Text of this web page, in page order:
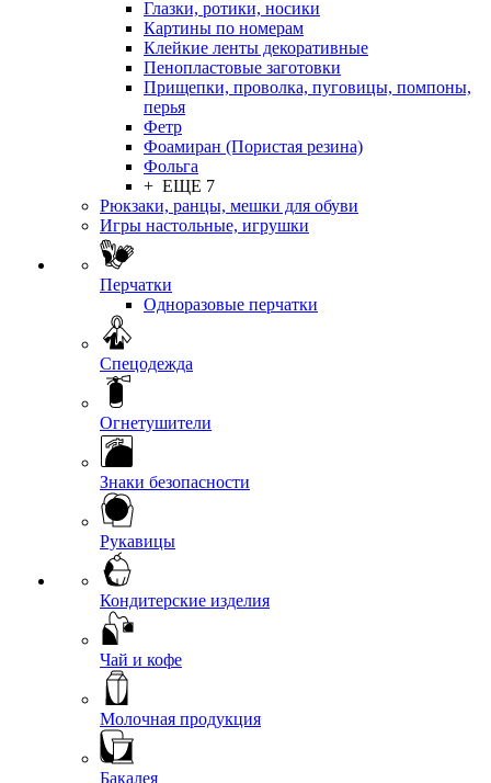
Глазки, ротики, носики
Картины по номерам
Клейкие ленты декоративные
Пенопластовые заготовки
Прищепки, проволка, пуговицы, помпоны,
перья
Фетр
Фоамиран (Пористая резина)
Фольга
+ ЕЩЕ 7
Рюкзаки, ранцы, мешки для обуви
Игры настольные, игрушки
Перчатки
Одноразовые перчатки
Спецодежда
Огнетушители
Знаки безопасности
Рукавицы
Кондитерские изделия
Чай и кофе
Молочная продукция
Бакалея